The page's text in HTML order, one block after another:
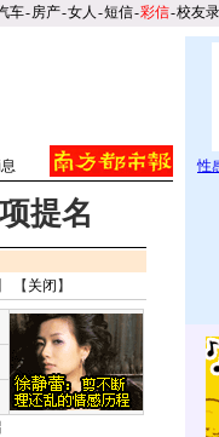
车-房产-女人 -短信-彩信-校友录
提名
【 关闭 】